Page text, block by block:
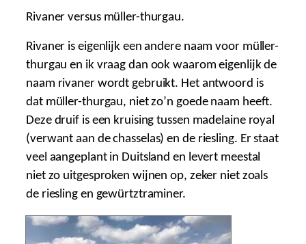
Rivaner versus müller-thurgau.
Rivaner is eigenlijk een andere naam voor müller-
thurgau en ik vraag dan ook waarom eigenlijk de
naam rivaner wordt gebruikt. Het antwoord is
dat müller-thurgau, niet zo’n goede naam heeft.
Deze druif is een kruising tussen madelaine royal
(verwant aan de chasselas) en de riesling. Er staat
veel aangeplant in Duitsland en levert meestal
niet zo uitgesproken wijnen op, zeker niet zoals
de riesling en gewürtztraminer.